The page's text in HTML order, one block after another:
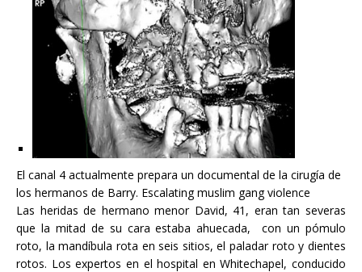
El canal 4 actualmente prepara un documental de la cirugía de
los hermanos de Barry. Escalating muslim gang violence
Las heridas de hermano menor David, 41, eran tan severas
que la mitad de su cara estaba ahuecada, con un pómulo
roto, la mandíbula rota en seis sitios, el paladar roto y dientes
rotos. Los expertos en el hospital en Whitechapel, conducido